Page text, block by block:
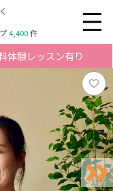
4,400件
体験レッスン有り